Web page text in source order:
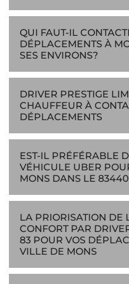
QUI FAUT-IL
DÉPLACEMENTS À
SES ENVIRONS?
DRIVER PRESTIGE
CHAUFFEUR À
DÉPLACEMENTS
EST-IL PRÉFÉRABLE
VÉHICULE UBER
MONS DANS LE
LA PRIORISATION DE
CONFORT PAR
83 POUR VOS
VILLE DE MONS